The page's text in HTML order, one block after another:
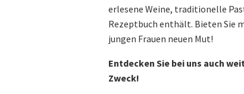
erlesene Weine, traditionelle
Rezeptbuch enthält. Bieten Sie
jungen Frauen neuen Mut!
Entdecken Sie bei uns auch
Zweck!